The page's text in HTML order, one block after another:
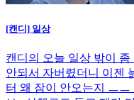
[캔디] 일상
캔디의 오늘 일상 밖이 좀
안되서 자버렸더니 이젠
터 왜 잠이 안오는지 ㅡ